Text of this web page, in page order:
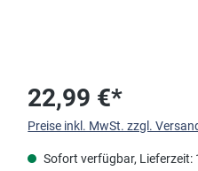
22,99 €*
Preise inkl. MwSt. zzgl.
Sofort verfügbar, Lieferzeit: